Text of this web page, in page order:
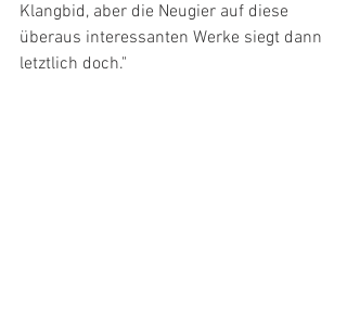
Klangbid, aber die Neugier auf diese
überaus interessanten Werke siegt dann
letztlich doch."